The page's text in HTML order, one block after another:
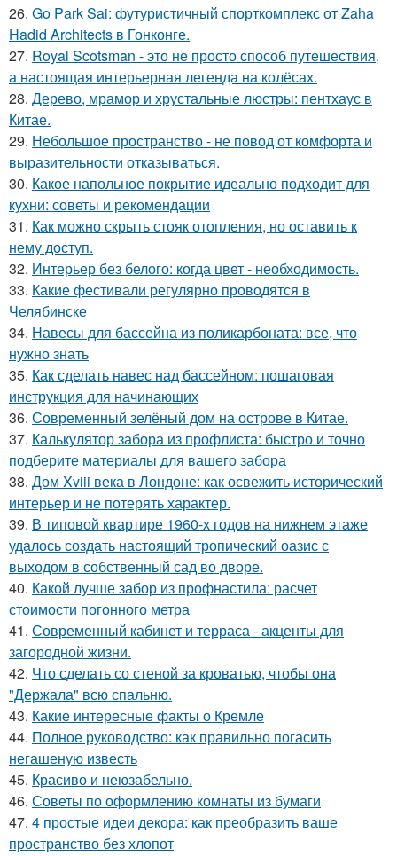
26. Go Park Sai: футуристичный спорткомплекс от Zaha
Hadid Architects в Гонконге.
27. Royal Scotsman - это не просто способ путешествия,
а настоящая интерьерная легенда на колёсах.
28. Дерево, мрамор и хрустальные люстры: пентхаус в
Китае.
29. Небольшое пространство - не повод от комфорта и
выразительности отказываться.
30. Какое напольное покрытие идеально подходит для
кухни: советы и рекомендации
31. Как можно скрыть стояк отопления, но оставить к
нему доступ.
32. Интерьер без белого: когда цвет - необходимость.
33. Какие фестивали регулярно проводятся в
Челябинске
34. Навесы для бассейна из поликарбоната: все, что
нужно знать
35. Как сделать навес над бассейном: пошаговая
инструкция для начинающих
36. Современный зелёный дом на острове в Китае.
37. Калькулятор забора из профлиста: быстро и точно
подберите материалы для вашего забора
38. Дом Xviii века в Лондоне: как освежить исторический
интерьер и не потерять характер.
39. В типовой квартире 1960-х годов на нижнем этаже
удалось создать настоящий тропический оазис с
выходом в собственный сад во дворе.
40. Какой лучше забор из профнастила: расчет
стоимости погонного метра
41. Современный кабинет и терраса - акценты для
загородной жизни.
42. Что сделать со стеной за кроватью, чтобы она
"Держала" всю спальню.
43. Какие интересные факты о Кремле
44. Полное руководство: как правильно погасить
негашеную известь
45. Красиво и неюзабельно.
46. Советы по оформлению комнаты из бумаги
47. 4 простые идеи декора: как преобразить ваше
пространство без хлопот